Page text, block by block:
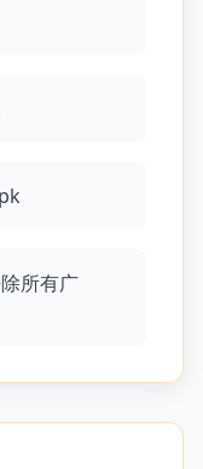
所有广